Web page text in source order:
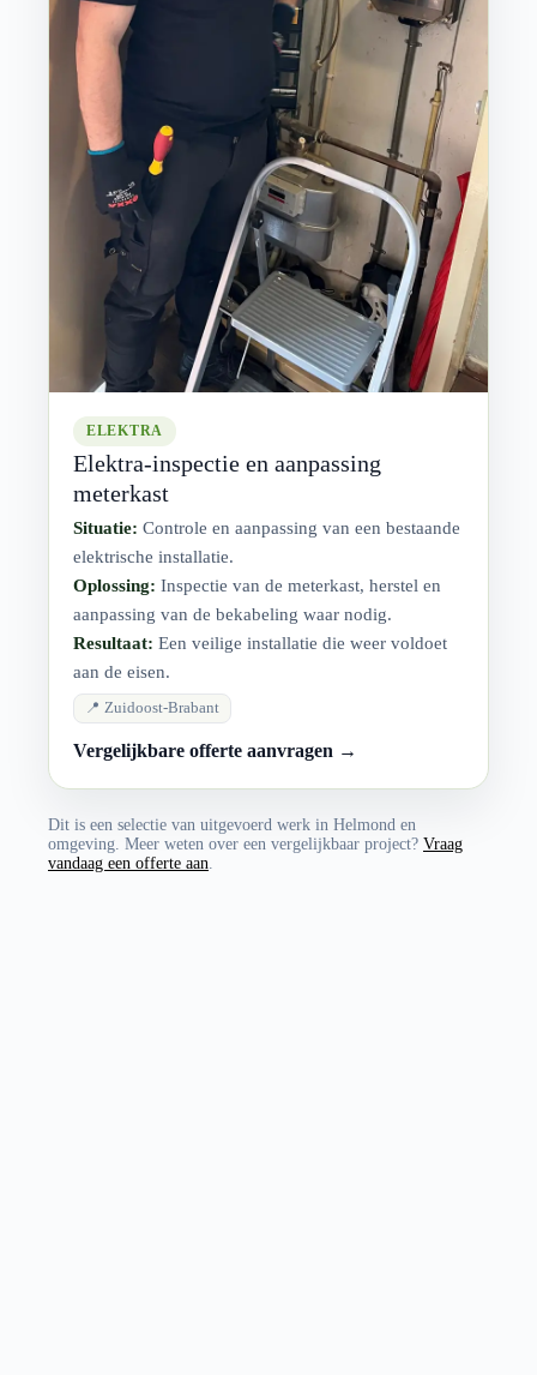
ELEKTRA
Elektra-inspectie en aanpassing
meterkast
Situatie: Controle en aanpassing van een bestaande
elektrische installatie.
Oplossing: Inspectie van de meterkast, herstel en
aanpassing van de bekabeling waar nodig.
Resultaat: Een veilige installatie die weer voldoet
aan de eisen.
📍 Zuidoost-Brabant
Vergelijkbare offerte aanvragen →
Dit is een selectie van uitgevoerd werk in Helmond en
omgeving. Meer weten over een vergelijkbaar project? Vraag
vandaag een offerte aan.